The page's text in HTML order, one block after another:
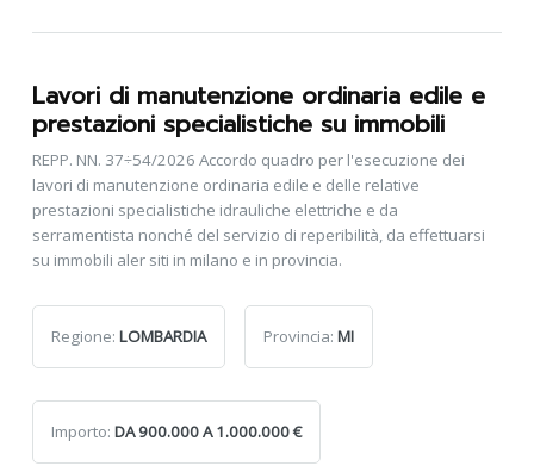
Lavori di manutenzione ordinaria edile e
prestazioni specialistiche su immobili
REPP. NN. 37÷54/2026 Accordo quadro per l'esecuzione dei
lavori di manutenzione ordinaria edile e delle relative
prestazioni specialistiche idrauliche elettriche e da
serramentista nonché del servizio di reperibilità, da effettuarsi
su immobili aler siti in milano e in provincia.
Regione: LOMBARDIA Provincia: MI
Importo: DA 900.000 A 1.000.000 €